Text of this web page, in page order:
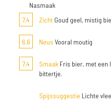
Nasmaak
7,4
Zicht Goud geel, mistig
6,6 Neus Vooral moutig
7,4 Smaak Fris bier, met een
bittertje.
Spijssuggestie Lichte